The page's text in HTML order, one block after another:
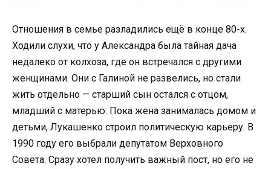
Отношения в семье разладились ещё в конце 80-х.
Ходили слухи, что у Александра была тайная дача
недалеко от колхоза, где он встречался с другими
женщинами. Они с Галиной не развелись, но стали
жить отдельно — старший сын остался с отцом,
младший с матерью. Пока жена занималась домом и
детьми, Лукашенко строил политическую карьеру. В
1990 году его выбрали депутатом Верховного
Совета. Сразу хотел получить важный пост, но его не